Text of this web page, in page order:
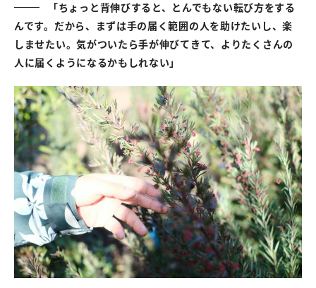
「ちょっと背伸びすると、とんでもない転び方をする
んです。だから、まずは手の届く範囲の人を助けたいし、楽
しませたい。気がついたら手が伸びてきて、よりたくさんの
人に届くようになるかもしれない」